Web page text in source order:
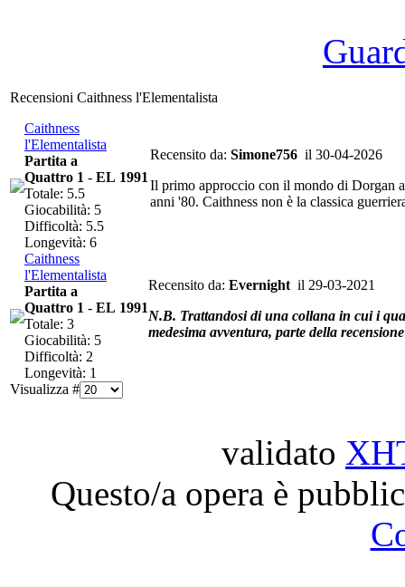
Recensioni Caithness l'Elementalista
Caithness
l'Elementalista
Recensito da: Simone756 il 30-04-2026
Il primo approccio con il mondo di Dorgan
anni '80. Caithness non è la classica
Partita a
Quattro 1 - EL 1991
Totale: 5.5
Giocabilità: 5
Difficoltà: 5.5
Longevità: 6
Caithness
l'Elementalista
Recensito da: Evernight il 29-03-2021
N.B. Trattandosi di una collana in cui i
medesima avventura, parte della
Partita a
Quattro 1 - EL 1991
Totale: 3
Giocabilità: 5
Difficoltà: 2
Longevità: 1
Visualizza #
validato
Questo/a opera è